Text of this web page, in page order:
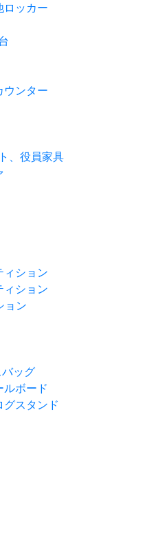
ロッカー
ウンター
、役員家具
ィション
ィション
ョン
バッグ
ボード
スタンド